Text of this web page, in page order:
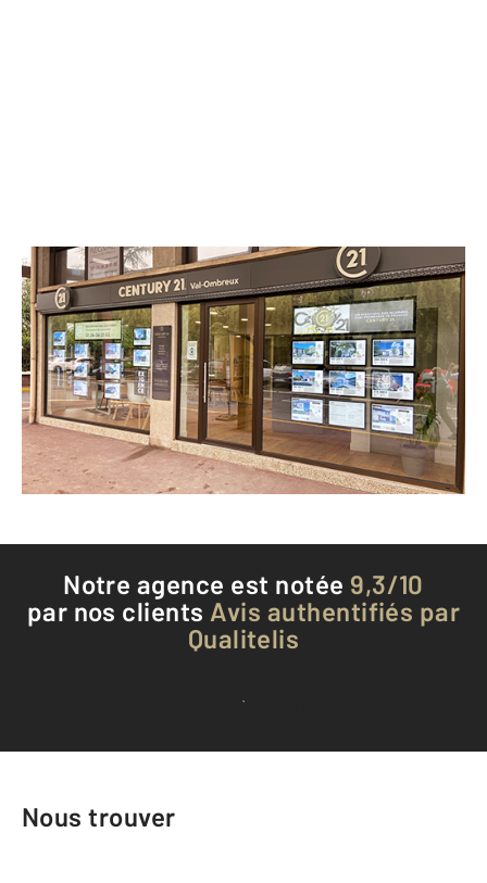
CENTURY 21 Val-Ombreux
29 avenue du Général de Gaulle
SOISY SOUS MONTMORENCY - 95230
Envoyer un message
Téléphoner à l'agence
Notre agence est notée 9,3/10
par nos clients Avis authentifiés par
Qualitelis
Voir tous les avis clients
Nous trouver